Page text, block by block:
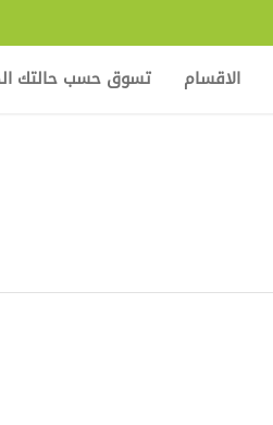
الاقسام تسوق حسب حالتك